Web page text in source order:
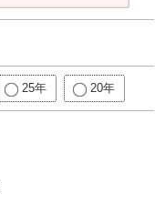
25年 20年